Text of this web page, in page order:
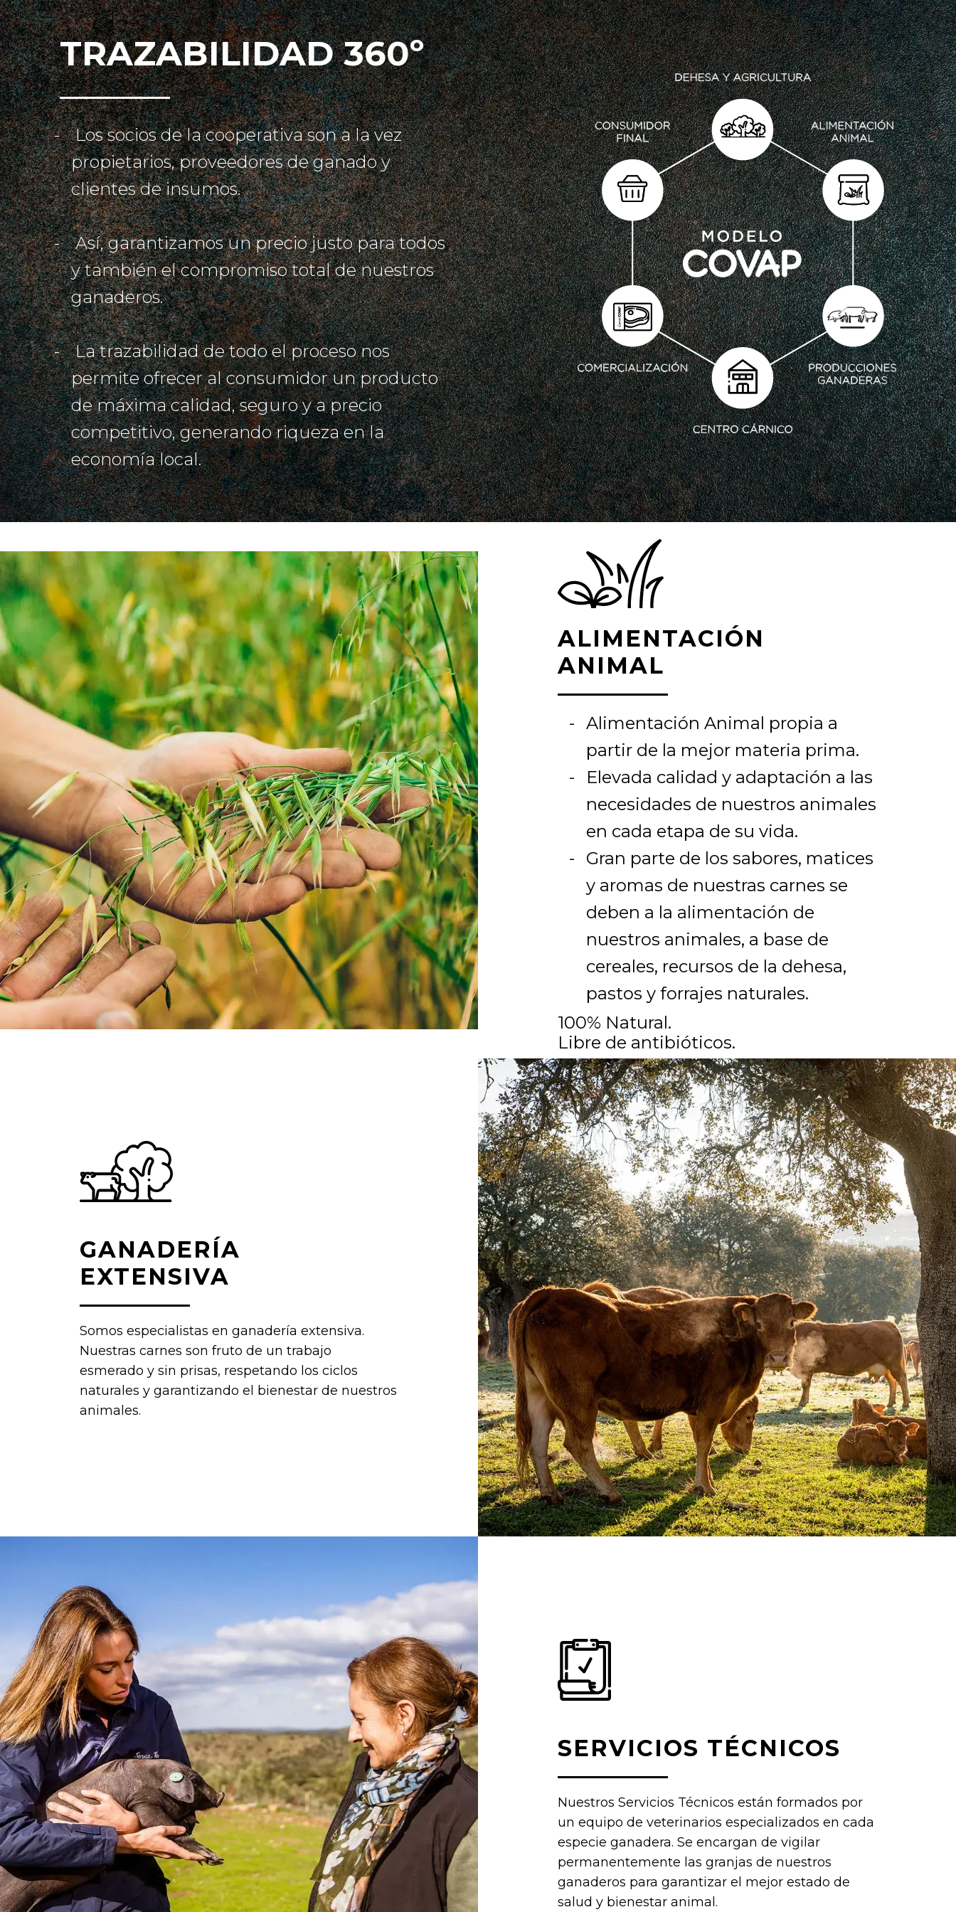
TRAZABILIDAD 360º
Los socios de la cooperativa son a la vez
propietarios, proveedores de ganado y
clientes de insumos.
Así, garantizamos un precio justo para todos
y también el compromiso total de nuestros
ganaderos.
La trazabilidad de todo el proceso nos
permite ofrecer al consumidor un producto
de máxima calidad, seguro y a precio
competitivo, generando riqueza en la
economía local.
ALIMENTACIÓN
ANIMAL
Alimentación Animal propia a
partir de la mejor materia prima.
Elevada calidad y adaptación a las
necesidades de nuestros animales
en cada etapa de su vida.
Gran parte de los sabores, matices
y aromas de nuestras carnes se
deben a la alimentación de
nuestros animales, a base de
cereales, recursos de la dehesa,
pastos y forrajes naturales.
100% Natural.
Libre de antibióticos.
GANADERÍA
EXTENSIVA
Somos especialistas en ganadería extensiva.
Nuestras carnes son fruto de un trabajo
esmerado y sin prisas, respetando los ciclos
naturales y garantizando el bienestar de nuestros
animales.
SERVICIOS TÉCNICOS
Nuestros Servicios Técnicos están formados por
un equipo de veterinarios especializados en cada
especie ganadera. Se encargan de vigilar
permanentemente las granjas de nuestros
ganaderos para garantizar el mejor estado de
salud y bienestar animal.